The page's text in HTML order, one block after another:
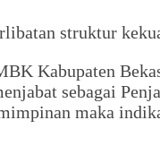
struktur
Kabupaten
sebagai
maka